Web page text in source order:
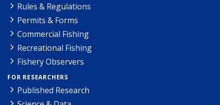
Rules & Regulations
Permits & Forms
Commercial Fishing
Recreational Fishing
Fishery Observers
FOR RESEARCHERS
Published Research